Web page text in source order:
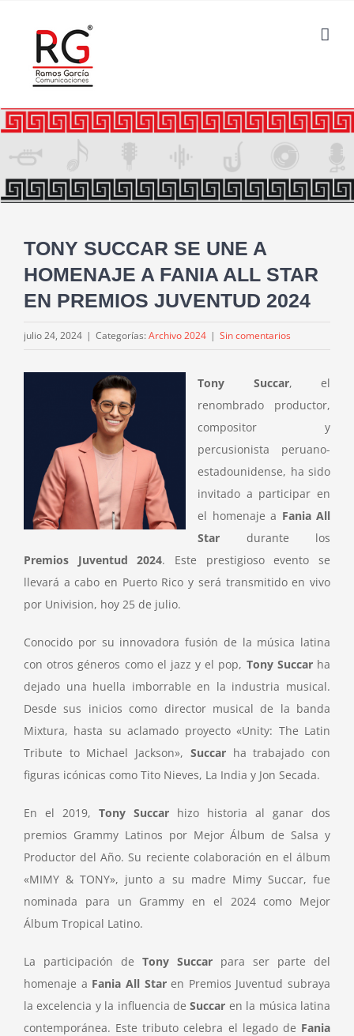
contenido
TONY SUCCAR SE UNE A
HOMENAJE A FANIA ALL STAR
EN PREMIOS JUVENTUD 2024
julio 24, 2024 | Categorías: Archivo 2024 | Sin comentarios
Tony Succar, el
renombrado productor,
compositor y
percusionista peruano-
estadounidense, ha sido
invitado a participar en
el homenaje a Fania All
Star durante los
Premios Juventud 2024. Este prestigioso evento se
llevará a cabo en Puerto Rico y será transmitido en vivo
por Univision, hoy 25 de julio.
Conocido por su innovadora fusión de la música latina
con otros géneros como el jazz y el pop, Tony Succar ha
dejado una huella imborrable en la industria musical.
Desde sus inicios como director musical de la banda
Mixtura, hasta su aclamado proyecto «Unity: The Latin
Tribute to Michael Jackson», Succar ha trabajado con
figuras icónicas como Tito Nieves, La India y Jon Secada.
En el 2019, Tony Succar hizo historia al ganar dos
premios Grammy Latinos por Mejor Álbum de Salsa y
Productor del Año. Su reciente colaboración en el álbum
«MIMY & TONY», junto a su madre Mimy Succar, fue
nominada para un Grammy en el 2024 como Mejor
Álbum Tropical Latino.
La participación de Tony Succar para ser parte del
homenaje a Fania All Staren Premios Juventud subraya
la excelencia y la influencia deSuccar en la música latina
contemporánea. Este tributo celebra el legado de Fania